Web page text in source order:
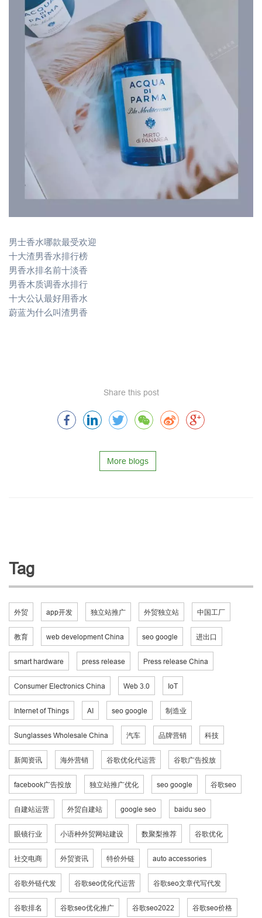
男士香水哪款最受欢迎
十大渣男香水排行榜
男香水排名前十淡香
男香木质调香水排行
十大公认最好用香水
蔚蓝为什么叫渣男香
Share this post
More blogs
Tag
外贸 app开发 独立站推广 外贸独立站 中国工厂
教育 web development China seo google 进出口
smart hardware press release Press release China
Consumer Electronics China Web 3.0 IoT
Internet of Things AI seo google 制造业
Sunglasses Wholesale China 汽车 品牌营销 科技
新闻资讯 海外营销 谷歌优化代运营 谷歌广告投放
facebook广告投放 独立站推广优化 seo google 谷歌seo
自建站运营 外贸自建站 google seo baidu seo
眼镜行业 小语种外贸网站建设 数聚梨推荐 谷歌优化
社交电商 外贸资讯 特价外链 auto accessories
谷歌外链代发 谷歌seo优化代运营 谷歌seo文章代写代发
谷歌排名 谷歌seo优化推广 谷歌seo2022 谷歌seo价格